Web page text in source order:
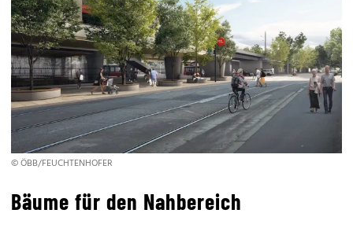
© ÖBB/FEUCHTENHOFER
Bäume für den Nahbereich